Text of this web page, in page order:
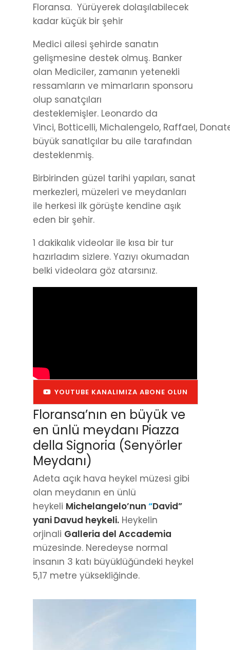
Floransa. Yürüyerek dolaşılabilecek
kadar küçük bir şehir
Medici ailesi şehirde sanatın
gelişmesine destek olmuş. Banker
olan Mediciler, zamanın yetenekli
ressamların ve mimarların sponsoru
olup sanatçıları
desteklemişler. Leonardo da
Vinci, Botticelli, Michalengelo, Raffael,
büyük sanatlçılar bu aile tarafından
desteklenmiş.
Birbirinden güzel tarihi yapıları, sanat
merkezleri, müzeleri ve meydanları
ile herkesi ilk görüşte kendine aşık
eden bir şehir.
1 dakikalık videolar ile kısa bir tur
hazırladım sizlere. Yazıyı okumadan
belki videolara göz atarsınız.
YOUTUBE KANALIMIZA ABONE OLUN
Floransa’nın en büyük ve
en ünlü meydanı Piazza
della Signoria (Senyörler
Meydanı)
Adeta açık hava heykel müzesi gibi
olan meydanın en ünlü
heykeli Michelangelo’nun “David”
yani Davud heykeli. Heykelin
orjinali Galleria del Accademia
müzesinde. Neredeyse normal
insanın 3 katı büyüklüğündeki heykel
5,17 metre yüksekliğinde.